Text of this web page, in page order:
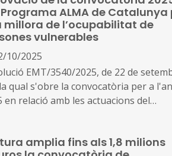
ALMA de Catalunya
millora de l’ocupabilitat de
vulnerables
10/2025
EMT/3540/2025, de 22 de
qual s'obre la convocatòria per a
en relació amb les actuacions del
amplia fins als 1,8 milions